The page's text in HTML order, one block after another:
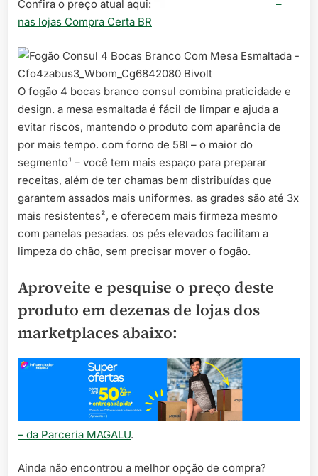
Confira o preço atual aqui:
–
nas lojas Compra Certa BR
O fogão 4 bocas branco consul combina praticidade e
design. a mesa esmaltada é fácil de limpar e ajuda a
evitar riscos, mantendo o produto com aparência de
por mais tempo. com forno de 58l – o maior do
segmento¹ – você tem mais espaço para preparar
receitas, além de ter chamas bem distribuídas que
garantem assados mais uniformes. as grades são até 3x
mais resistentes², e oferecem mais firmeza mesmo
com panelas pesadas. os pés elevados facilitam a
limpeza do chão, sem precisar mover o fogão.
Aproveite e pesquise o preço deste
produto em dezenas de lojas dos
marketplaces abaixo:
– da Parceria MAGALU.
Ainda não encontrou a melhor opção de compra?